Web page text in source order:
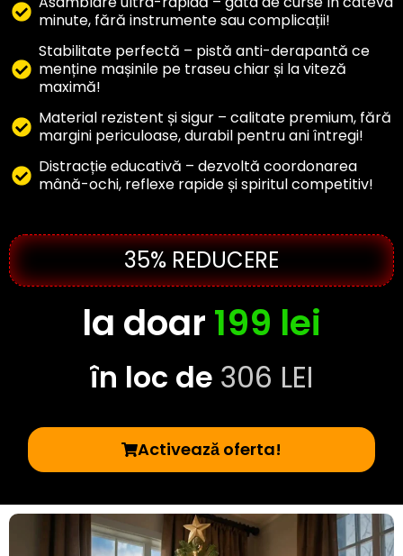
minute, fără instrumente sau complicații!
Stabilitate perfectă – pistă anti-derapantă ce
menține mașinile pe traseu chiar și la viteză
maximă!
Material rezistent și sigur – calitate premium, fără
margini periculoase, durabil pentru ani întregi!
Distracție educativă – dezvoltă coordonarea
mână-ochi, reflexe rapide și spiritul competitiv!
35% REDUCERE
la doar 199 lei
în loc de 306 LEI
Activează oferta!